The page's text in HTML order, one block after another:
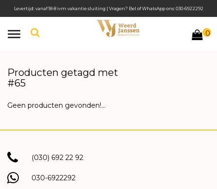
Toggle
0
Levertijd: vanaf 18-8 ivm vakantie sluiting | Vragen? Bel of WhatsApp ons: 030-6922292
Producten getagd met
#65
Geen producten gevonden!...
(030) 692 22 92
030-6922292